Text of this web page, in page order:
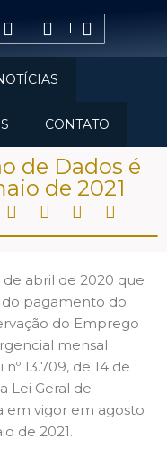
CONTATO
de Dados é
de 2021
de abril de 2020 que
pagamento do
do Emprego
mensal
13.709, de 14 de
Lei Geral de
em vigor em agosto
de 2021.